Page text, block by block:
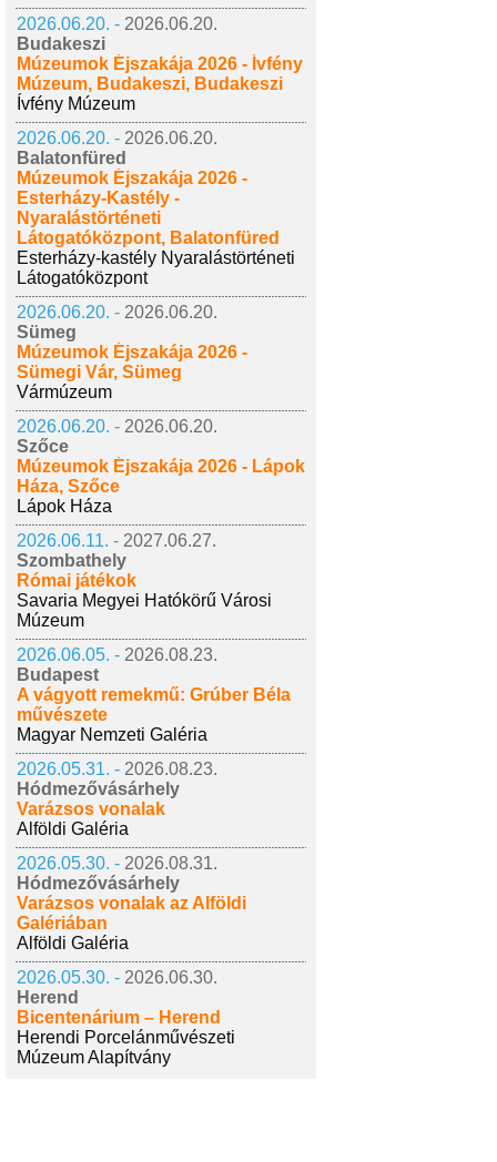
2026.06.20. - 2026.06.20.
Budakeszi
Múzeumok Éjszakája 2026 - Ívfény
Múzeum, Budakeszi, Budakeszi
Ívfény Múzeum
2026.06.20. - 2026.06.20.
Balatonfüred
Múzeumok Éjszakája 2026 -
Esterházy-Kastély -
Nyaralástörténeti
Látogatóközpont, Balatonfüred
Esterházy-kastély Nyaralástörténeti
Látogatóközpont
2026.06.20. - 2026.06.20.
Sümeg
Múzeumok Éjszakája 2026 -
Sümegi Vár, Sümeg
Vármúzeum
2026.06.20. - 2026.06.20.
Szőce
Múzeumok Éjszakája 2026 - Lápok
Háza, Szőce
Lápok Háza
2026.06.11. - 2027.06.27.
Szombathely
Római játékok
Savaria Megyei Hatókörű Városi
Múzeum
2026.06.05. - 2026.08.23.
Budapest
A vágyott remekmű: Grúber Béla
művészete
Magyar Nemzeti Galéria
2026.05.31. - 2026.08.23.
Hódmezővásárhely
Varázsos vonalak
Alföldi Galéria
2026.05.30. - 2026.08.31.
Hódmezővásárhely
Varázsos vonalak az Alföldi
Galériában
Alföldi Galéria
2026.05.30. - 2026.06.30.
Herend
Bicentenárium – Herend
Herendi Porcelánművészeti
Múzeum Alapítvány